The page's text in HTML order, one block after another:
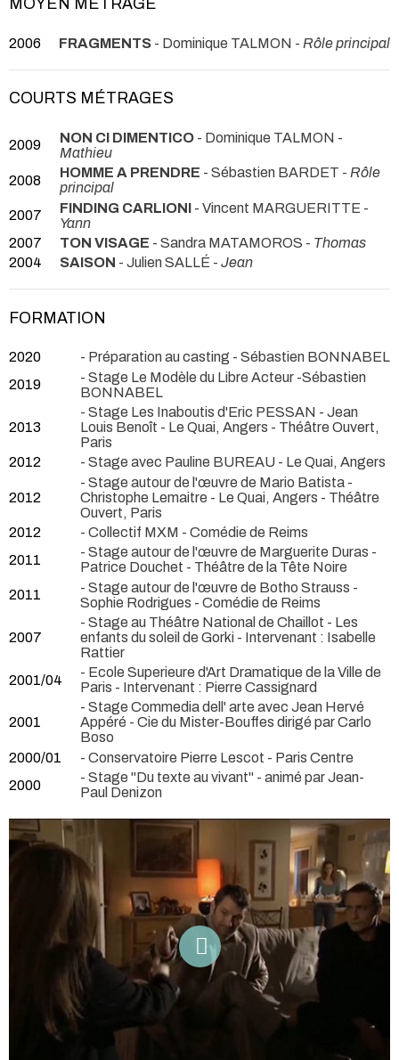
MOYEN MÉTRAGE
2006 FRAGMENTS - Dominique TALMON - Rôle principal
COURTS MÉTRAGES
2009 NON CI DIMENTICO - Dominique TALMON -
Mathieu
2008
HOMME A PRENDRE - Sébastien BARDET - Rôle
principal
2007
FINDING CARLIONI - Vincent MARGUERITTE -
Yann
2007
TON VISAGE - Sandra MATAMOROS - Thomas
2004
SAISON - Julien SALLÉ - Jean
FORMATION
2020
- Préparation au casting - Sébastien BONNABEL
2019
- Stage Le Modèle du Libre Acteur -Sébastien
BONNABEL
2013
- Stage Les Inaboutis d'Eric PESSAN - Jean
Louis Benoît - Le Quai, Angers - Théâtre Ouvert,
Paris
2012
- Stage avec Pauline BUREAU - Le Quai, Angers
2012
- Stage autour de l'œuvre de Mario Batista -
Christophe Lemaitre - Le Quai, Angers - Théâtre
Ouvert, Paris
2012
- Collectif MXM - Comédie de Reims
2011
- Stage autour de l'œuvre de Marguerite Duras -
Patrice Douchet - Théâtre de la Tête Noire
2011
- Stage autour de l'œuvre de Botho Strauss -
Sophie Rodrigues - Comédie de Reims
2007
- Stage au Théâtre National de Chaillot - Les
enfants du soleil de Gorki - Intervenant : Isabelle
Rattier
2001/04
- Ecole Superieure d'Art Dramatique de la Ville de
Paris - Intervenant : Pierre Cassignard
2001
- Stage Commedia dell' arte avec Jean Hervé
Appéré - Cie du Mister-Bouffes dirigé par Carlo
Boso
2000/01
- Conservatoire Pierre Lescot - Paris Centre
2000
- Stage "Du texte au vivant" - animé par Jean-
Paul Denizon